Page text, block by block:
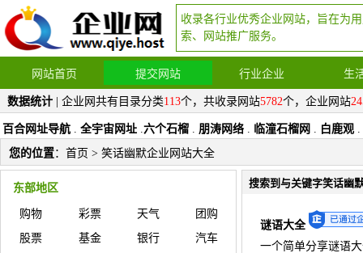
收录各行业优秀企业网站，旨在为
索、网站推广服务。
网站首页 提交网站 行业企业 生
数据统计 | 企业网共有目录分类113个，共收录网站5782个，企业网站
百合网址导航 . 全宇宙网址 .六个石榴 . 朋涛网络 . 临潼石榴网 . 白鹿观 .
您的位置： 首页 > 笑话幽默企业网站大全
东部地区
购物 彩票 天气
团购
股票
基金 银行
汽车
搜索到与关键字笑话幽
谜语大全
一个简单分享谜语